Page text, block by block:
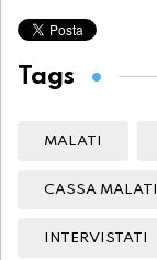
Tags
MALATI
CASSA
INTERVISTATI